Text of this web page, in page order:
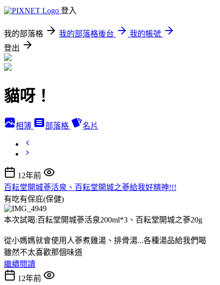
登入
我的部落格 我的部落格後台
我的帳號
登出
貓呀！
相簿 部落格 名片
12年前
百耘堂開城蔘活泉、百耘堂開城之蔘給我好精神!!!
有吃有保庇(保健)
本次試喝:百耘堂開城蔘活泉200ml*3、百耘堂開城之蔘20g
從小媽媽就會使用人蔘煮雞湯、排骨湯...各種湯品給我們喝
雖然不太喜歡那個味道
繼續閱讀
12年前